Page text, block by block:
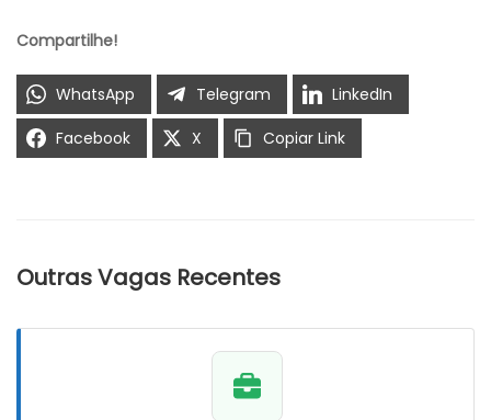
Compartilhe!
WhatsApp Telegram
LinkedIn
Facebook
X Copiar Link
Outras Vagas Recentes